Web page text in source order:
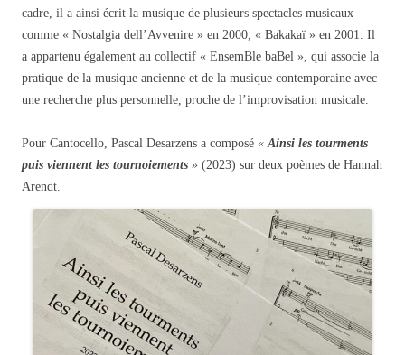
cadre, il a ainsi écrit la musique de plusieurs spectacles musicaux
comme « Nostalgia dell’Avvenire » en 2000, « Bakakaï » en 2001. Il
a appartenu également au collectif « EnsemBle baBel », qui associe la
pratique de la musique ancienne et de la musique contemporaine avec
une recherche plus personnelle, proche de l’improvisation musicale.
Pour Cantocello, Pascal Desarzens a composé «Ainsi les tourments
puis viennent les tournoiements » (2023) sur deux poèmes de Hannah
Arendt.